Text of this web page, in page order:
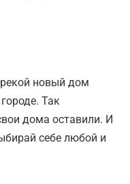
новый дом
Так
дома оставили. И
себе любой и